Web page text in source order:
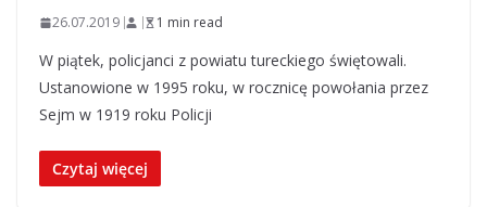
26.07.2019 1 min read
W piątek, policjanci z powiatu tureckiego świętowali.
Ustanowione w 1995 roku, w rocznicę powołania przez
Sejm w 1919 roku Policji
Czytaj więcej